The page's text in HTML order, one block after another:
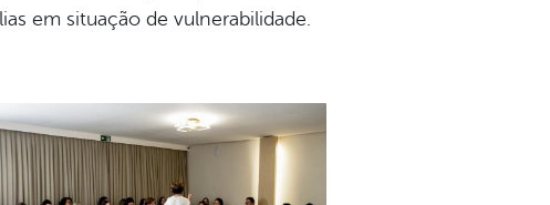
em situação de vulnerabilidade.